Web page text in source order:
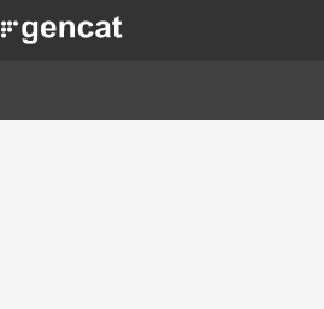
Pasar
al
. Obre en una nova finestra.